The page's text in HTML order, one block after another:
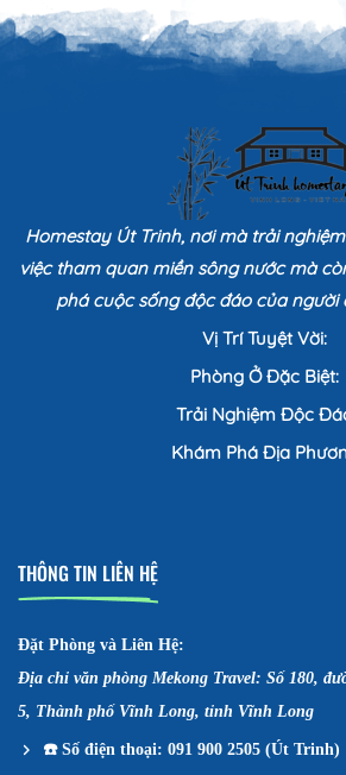
Homestay Út Trinh, nơi mà trải
việc tham quan miền sông nước mà
phá cuộc sống độc đáo của người
Vị Trí Tuyệt Vời:
Phòng Ở Đặc Biệt:
Trải Nghiệm Độc
Khám Phá Địa
THÔNG TIN LIÊN HỆ
Đặt Phòng và Liên Hệ:
Địa chỉ văn phòng Mekong Travel: Số 180,
5, Thành phố Vĩnh Long, tỉnh Vĩnh Long
☎️Số điện thoại: 091 900 2505 (Út Trinh)